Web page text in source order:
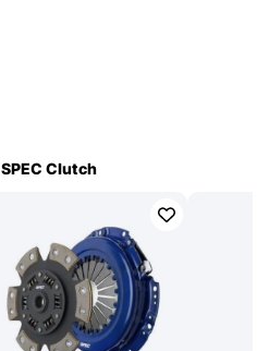
SPEC Clutch